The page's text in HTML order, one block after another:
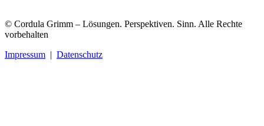
© Cordula Grimm – Lösungen. Perspektiven. Sinn. Alle Rechte
vorbehalten
Impressum | Datenschutz